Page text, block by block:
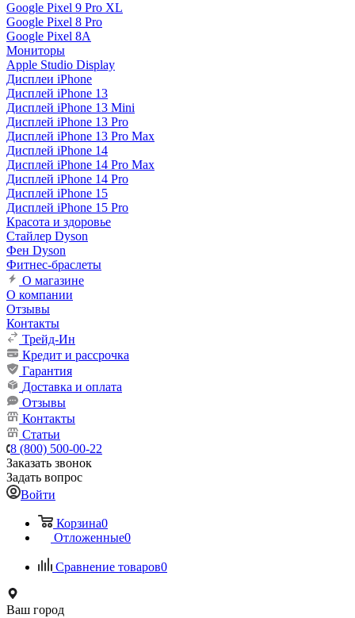
Google Pixel 9 Pro XL
Google Pixel 8 Pro
Google Pixel 8A
Мониторы
Apple Studio Display
Дисплеи iPhone
Дисплей iPhone 13
Дисплей iPhone 13 Mini
Дисплей iPhone 13 Pro
Дисплей iPhone 13 Pro Max
Дисплей iPhone 14
Дисплей iPhone 14 Pro Max
Дисплей iPhone 14 Pro
Дисплей iPhone 15
Дисплей iPhone 15 Pro
Красота и здоровье
Стайлер Dyson
Фен Dyson
Фитнес-браслеты
О магазине
О компании
Отзывы
Контакты
Трейд-Ин
Кредит и рассрочка
Гарантия
Доставка и оплата
Отзывы
Контакты
Статьи
8 (800) 500-00-22
Заказать звонок
Задать вопрос
Войти
Корзина0
Отложенные0
Сравнение товаров0
Ваш город